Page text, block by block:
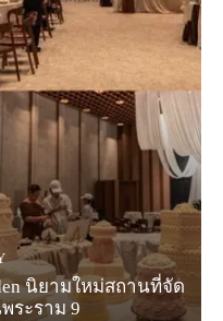
นิยามใหม่สถานที่จัด
ระราม 9